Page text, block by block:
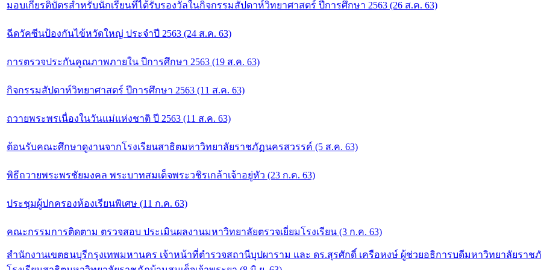
มอบเกียรติบัตรสำหรับนักเรียนที่ได้รับรองวัลในกิจกรรมสัปดาห์วิทยาศาสตร์ ปีการศึกษา 2563 (26 ส.ค. 63)
ฉีดวัคซีนป้องกันไข้หวัดใหญ่ ประจำปี 2563 (24 ส.ค. 63)
การตรวจประกันคูณภาพภายใน ปีการศึกษา 2563 (19 ส.ค. 63)
กิจกรรมสัปดาห์วิทยาศาสตร์ ปีการศึกษา 2563 (11 ส.ค. 63)
ถวายพระพรเนื่องในวันแม่แห่งชาติ ปี 2563 (11 ส.ค. 63)
ต้อนรับคณะศึกษาดูงานจากโรงเรียนสาธิตมหาวิทยาลัยราชภัฏนครสวรรค์ (5 ส.ค. 63)
พิธีถวายพระพรชัยมงคล พระบาทสมเด็จพระวชิรเกล้าเจ้าอยู่หัว (23 ก.ค. 63)
ประชุมผู้ปกครองห้องเรียนพิเศษ (11 ก.ค. 63)
คณะกรรมการติดตาม ตรวจสอบ ประเมินผลงานมหาวิทยาลัยตรวจเยี่ยมโรงเรียน (3 ก.ค. 63)
สำนักงานเขตธนบุรีกรุงเทพมหานคร เจ้าหน้าที่ตำรวจสถานีบุปผาราม และ ดร.สุรศักดิ์ เครือหงษ์ ผู้ช่วยอธิการบดีมหาวิทยาลัยราชภั